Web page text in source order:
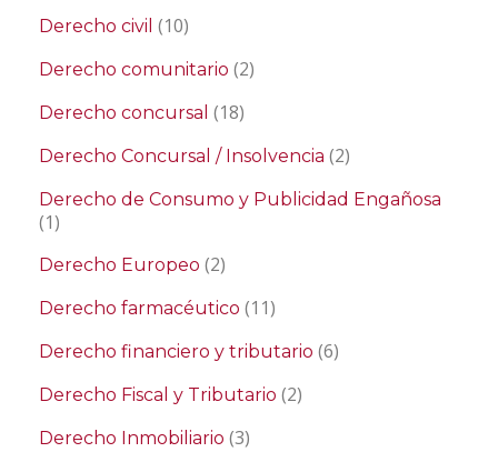
Derecho civil (10)
Derecho comunitario (2)
Derecho concursal (18)
Derecho Concursal / Insolvencia (2)
Derecho de Consumo y Publicidad Engañosa
(1)
Derecho Europeo (2)
Derecho farmacéutico (11)
Derecho financiero y tributario (6)
Derecho Fiscal y Tributario (2)
Derecho Inmobiliario (3)